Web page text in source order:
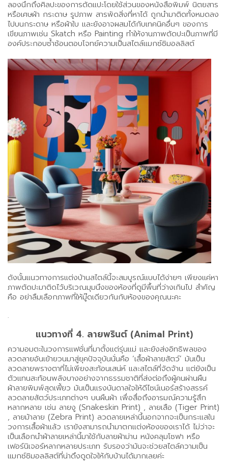
ลองนึกถึงศิลปะของการตัดแปะโดยใช้ส่วนของหนังสือพิมพ์ นิตยสาร
หรือเศษผ้า กระดาษ รูปภาพ สารพัดสิ่งที่หาได้ ถูกนำมาติดทั้งหมดลง
ไปบนกระดาษ หรือผ้าใบ และยังอาจผสมได้กับเทคนิคอื่นๆ ของการ
เขียนภาพเช่น Skatch หรือ Painting ทำให้งานภาพตัดปะเป็นภาพที่มี
องค์ประกอบซํ้าซ้อนตอบโจทย์ความเป็นสไตล์แมกซ์ซิมอลลิสต์
ดังนั้นแนวทางการแต่งบ้านสไตล์นี้จะสมบูรณ์แบบได้ง่ายๆ เพียงแค่หา
ภาพตัดปะมาติดไว้บริเวณมุมนึงของห้องที่ดูมีพื้นที่ว่างเกินไป สำคัญ
คือ อย่าลืมเลือกภาพที่ให้มู๊ดเดียวกันกับห้องของคุณนะคะ
.
แนวทางที่ 4. ลายพรินต์ (Animal Print)
ความอมตะในวงการแฟชั่นที่มาตั้งแต่รุ่นแม่ และยังส่งอิทธิพลของ
ลวดลายอันเย้ายวนมาสู่ยุคปัจจุบันนั่นคือ ‘เสื้อผ้าลายสัตว์’ มันเป็น
ลวดลายพรางตาที่ไม่เพียงสะท้อนเสน่ห์ และสไตล์ที่จัดจ้าน แต่ยังเป็น
ตัวแทนสะท้อนพลังบางอย่างจากธรรมชาติที่ส่งต่อถึงผู้คนผ่านผืน
ผ้าลายพิมพ์สุดเฟี้ยว มันเป็นแรงบันดาลใจให้ดีไซน์เนอร์สร้างสรรค์
ลวดลายสัตว์ประเภทต่างๆ บนผืนผ้า เพื่อสื่อถึงอารมณ์ความรู้สึก
หลากหลาย เช่น ลายงู (Snakeskin Print) , ลายเสือ (Tiger Print)
, ลายม้าลาย (Zebra Print) ลวดลายเหล่านี้นอกจากจะเป็นกระแสใน
วงการเสื้อผ้าแล้ว เรายังสามารถนำมาตกแต่งห้องของเราได้ ไม่ว่าจะ
เป็นเลือกนำผ้าลายเหล่านี้มาใช้กับลายผ้าม่าน หนังคลุมโซฟา หรือ
เฟอร์นิเจอร์หลากหลายประเภท รับรองว่ามันจะช่วยสไตล์ความเป็น
แมกซ์ซิมอลลิสต์ที่น่าดึงดูดใจให้กับบ้านได้มากเลยค่ะ